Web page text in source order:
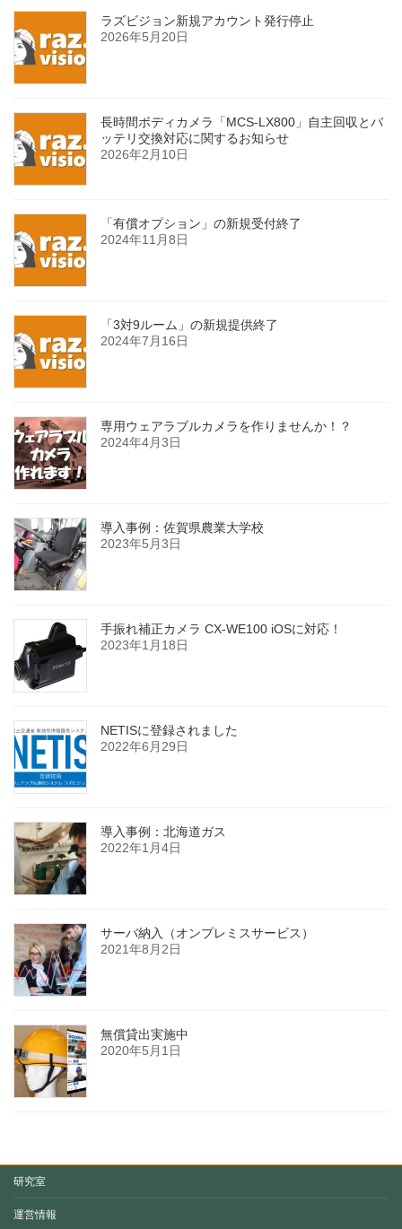
ラズビジョン新規アカウント発行停止
2026年5月20日
長時間ボディカメラ「MCS-LX800」自主回収とバ
ッテリ交換対応に関するお知らせ
2026年2月10日
「有償オプション」の新規受付終了
2024年11月8日
「3対9ルーム」の新規提供終了
2024年7月16日
専用ウェアラブルカメラを作りませんか！？
2024年4月3日
導入事例：佐賀県農業大学校
2023年5月3日
手振れ補正カメラ CX-WE100 iOSに対応！
2023年1月18日
NETISに登録されました
2022年6月29日
導入事例：北海道ガス
2022年1月4日
サーバ納入（オンプレミスサービス）
2021年8月2日
無償貸出実施中
2020年5月1日
研究室
運営情報